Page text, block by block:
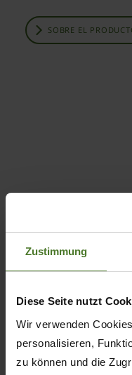
Zustimmung
Diese Seite nutzt
Wir verwenden
personalisieren,
zu können und die
SOBRE EL